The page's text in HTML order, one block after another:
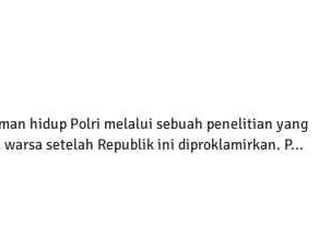
hidup Polri melalui sebuah penelitian yang
warsa setelah Republik ini diproklamirkan. P...